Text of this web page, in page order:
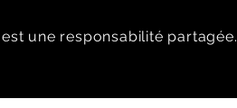
une responsabilité partagée.